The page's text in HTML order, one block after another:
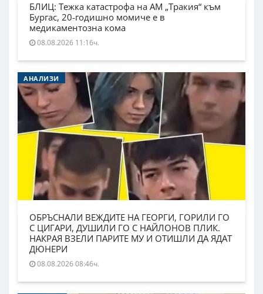
БЛИЦ: Тежка катастрофа на АМ „Тракия“ към
Бургас, 20-годишно момиче е в
медикаментозна кома
08.08.2026 11:16ч.
АНАЛИЗИ
ОБРЪСНАЛИ ВЕЖДИТЕ НА ГЕОРГИ, ГОРИЛИ ГО
С ЦИГАРИ, ДУШИЛИ ГО С НАЙЛОНОВ ПЛИК.
НАКРАЯ ВЗЕЛИ ПАРИТЕ МУ И ОТИШЛИ ДА ЯДАТ
ДЮНЕРИ
08.08.2026 08:46ч.